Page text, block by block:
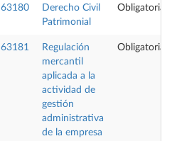
63180
Derecho Civil
Patrimonial
Obligatoria
63181
Regulación
mercantil
aplicada a la
actividad de
gestión
administrativa
de la empresa
Obligatoria